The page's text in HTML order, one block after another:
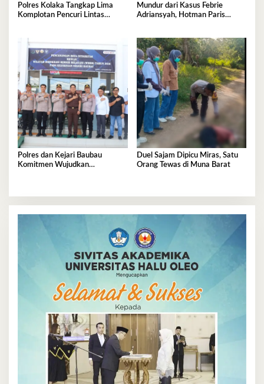
Polres Kolaka Tangkap Lima
Komplotan Pencuri Lintas
Mundur dari Kasus Febrie
Adriansyah, Hotman Paris
Polres dan Kejari Baubau
Komitmen Wujudkan
Duel Sajam Dipicu Miras, Satu
Orang Tewas di Muna Barat